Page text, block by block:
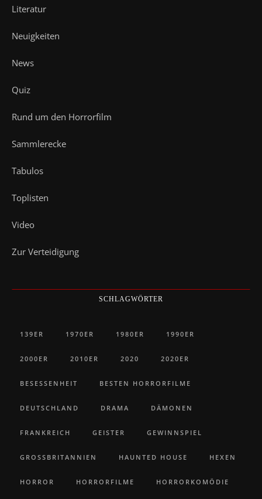
Literatur
Neuigkeiten
News
Quiz
Rund um den Horrorfilm
Sammlerecke
Tabulos
Toplisten
Video
Zur Verteidigung
SCHLAGWÖRTER
139ER 1970ER 1980ER 1990ER
2000ER 2010ER 2020 2020ER
BESESSENHEIT BESTEN HORRORFILME
DEUTSCHLAND DRAMA DÄMONEN
FRANKREICH GEISTER GEWINNSPIEL
GROSSBRITANNIEN HAUNTED HOUSE HEXEN
HORROR HORRORFILME HORRORKOMÖDIE